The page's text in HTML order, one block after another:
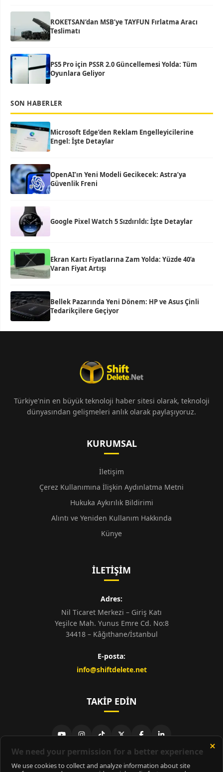
ROKETSAN’dan MSB’ye TAYFUN Fırlatma Aracı
Teslimatı
PS5 Pro için PSSR 2.0 Güncellemesi Yolda: Tüm
Oyunlara Geliyor
SON HABERLER
Microsoft Edge’den Reklam Engelleyicilerine
Engel: İşte Detaylar
OpenAI’ın Yeni Modeli Gecikecek: Astra’ya
Güvenlik Freni
Google Pixel Watch 5 Sızdırıldı: İşte Detaylar
Ekran Kartı Fiyatlarına Zam Yolda: Yüzde 40’a
Varan Fiyat Artışı
Bellek Pazarında Yeni Dönem: HP ve Asus Çinli
Tedarikçilere Geçiyor
Türkiye'nin en büyük teknoloji haber sitesi olarak, teknoloji
dünyasından gelişmeleri anlık olarak paylaşıyoruz.
KURUMSAL
İletişim
Çerez Kullanımına İlişkin Aydınlatma Metni
Hukuka Aykırılık Bildirimi
Alıntı ve Yeniden Kullanım Hakkında
Künye
İLETIŞIM
Adres:
Nil Ticaret Merkezi – Giriş Katı
Yeşilce Mah. Yunus Emre Cd. No:8
34418 – Kâğıthane/İstanbul
E-posta:
info@shiftdelete.net
TAKIP EDIN